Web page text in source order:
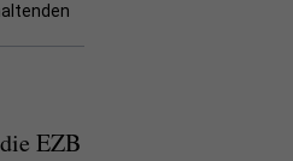
EZB